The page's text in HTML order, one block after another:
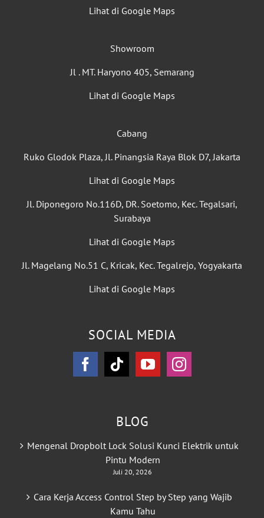
Lihat di Google Maps
Showroom
Jl . MT. Haryono 405, Semarang
Lihat di Google Maps
Cabang
Ruko Glodok Plaza, Jl. Pinangsia Raya Blok D7, Jakarta
Lihat di Google Maps
Jl. Diponegoro No.116D, DR. Soetomo, Kec. Tegalsari,
Surabaya
Lihat di Google Maps
Jl. Magelang No.51 C, Kricak, Kec. Tegalrejo, Yogyakarta
Lihat di Google Maps
SOCIAL MEDIA
BLOG
Mengenal Dropbolt Lock Solusi Kunci Elektrik untuk
Pintu Modern
Juli 20, 2026
Cara Kerja Access Control Step by Step yang Wajib
Kamu Tahu